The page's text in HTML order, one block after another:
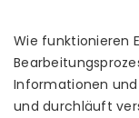
Wie funktionieren
Informationen
und durchläuft